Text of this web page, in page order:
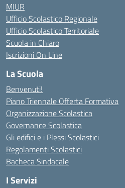
MIUR
Ufficio Scolastico Regionale
Ufficio Scolastico Territoriale
Scuola in Chiaro
Iscrizioni On Line
La Scuola
Benvenuti!
Piano Triennale Offerta Formativa
Organizzazione Scolastica
Governance Scolastica
Gli edifici e i Plessi Scolastici
Regolamenti Scolastici
Bacheca Sindacale
I Servizi